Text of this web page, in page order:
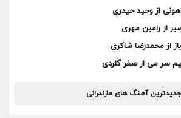
از وحید حیدری
از رامین مهری
از محمدرضا شاکری
سر می از صفر گلردی
جدیدترین آهنگ های مازندرانی